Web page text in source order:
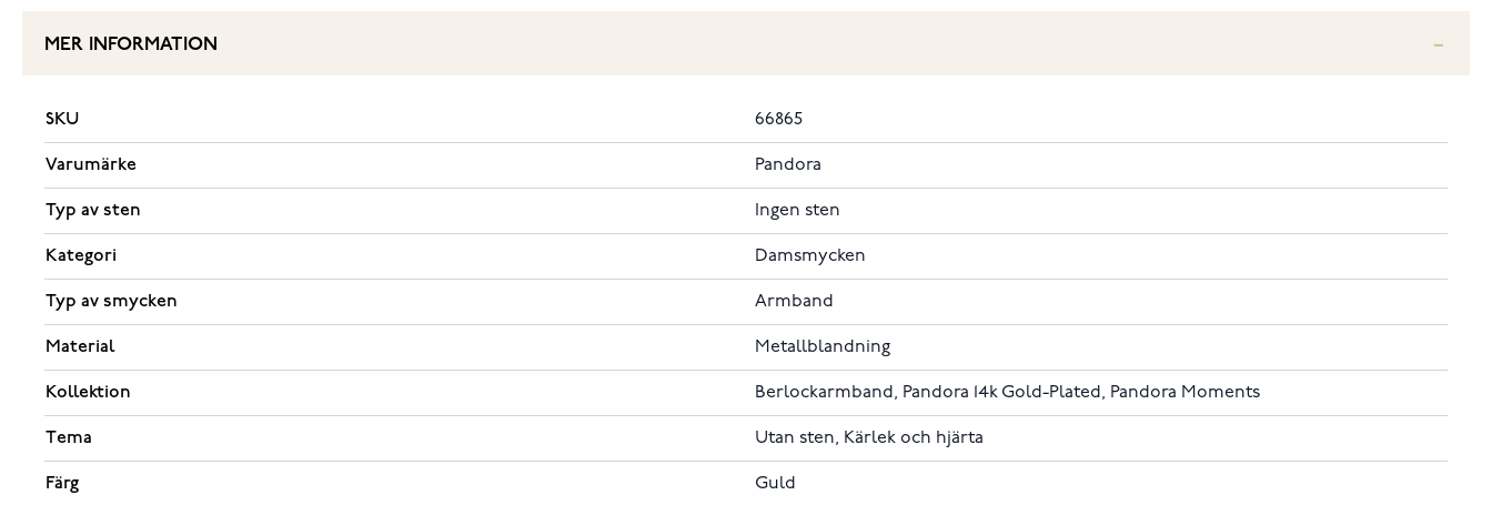
MER INFORMATION
SKU 66865
Varumärke Pandora
Typ av sten Ingen sten
Kategori Damsmycken
Typ av smycken Armband
Material Metallblandning
Kollektion Berlockarmband, Pandora 14k Gold-Plated, Pandora Moments
Tema Utan sten, Kärlek och hjärta
Färg Guld